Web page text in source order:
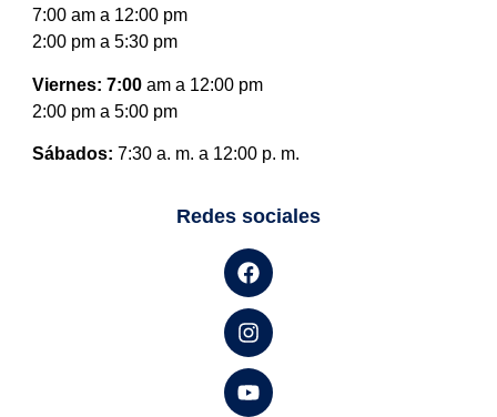
7:00 am a 12:00 pm
2:00 pm a 5:30 pm
Viernes: 7:00am a 12:00 pm
2:00 pm a 5:00 pm
Sábados: 7:30 a. m. a 12:00 p. m.
Redes sociales